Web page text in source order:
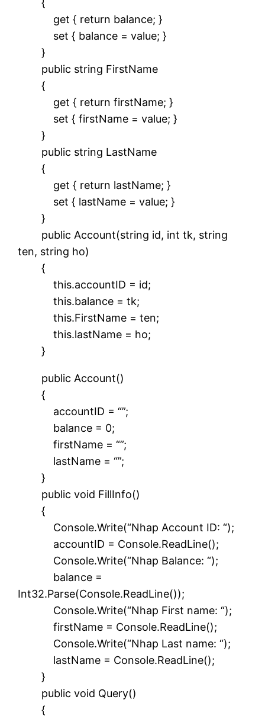
{
get { return balance; }
set { balance = value; }
}
public string FirstName
{
get { return firstName; }
set { firstName = value; }
}
public string LastName
{
get { return lastName; }
set { lastName = value; }
}
public Account(string id, int tk, string
ten, string ho)
{
this.accountID = id;
this.balance = tk;
this.FirstName = ten;
this.lastName = ho;
}
public Account()
{
accountID = “”;
balance = 0;
firstName = “”;
lastName = “”;
}
public void FillInfo()
{
Console.Write(“Nhap Account ID: “);
accountID = Console.ReadLine();
Console.Write(“Nhap Balance: “);
balance =
Int32.Parse(Console.ReadLine());
Console.Write(“Nhap First name: “);
firstName = Console.ReadLine();
Console.Write(“Nhap Last name: “);
lastName = Console.ReadLine();
}
public void Query()
{